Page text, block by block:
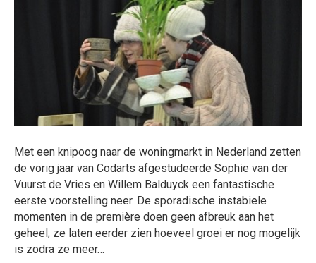
Met een knipoog naar de woningmarkt in Nederland zetten
de vorig jaar van Codarts afgestudeerde Sophie van der
Vuurst de Vries en Willem Balduyck een fantastische
eerste voorstelling neer. De sporadische instabiele
momenten in de première doen geen afbreuk aan het
geheel; ze laten eerder zien hoeveel groei er nog mogelijk
is zodra ze meer…